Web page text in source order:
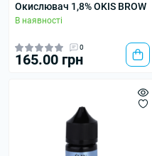
Окислювач 1,8% OKIS BROW
В наявності
0
165.00 грн